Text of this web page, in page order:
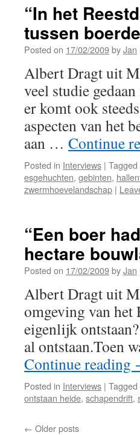
“In het
tussen
Posted on 17/02/2009byJan
Albert Dragt uit
veel studie
er komt ook
aspecten van het
aan … Continue
Posted in Interviews | Tagged
esgehuchten, gebinten,
zwermhoevelandschap |
“Een boer
hectare
Posted on 17/02/2009byJan
Albert Dragt uit
omgeving van het
eigenlijk
al ontstaan.Toen
Continue reading
Posted in Interviews | Tagged
ontstaan heide, schapendrift,
← Older posts